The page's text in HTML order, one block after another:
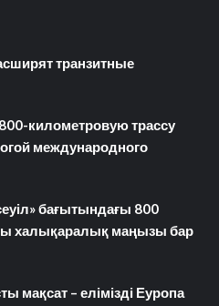
транзитные
километровую трассу
международного
бағытындағы 800
халықаралық маңызы бар
мақсат – елімізді Еуропа